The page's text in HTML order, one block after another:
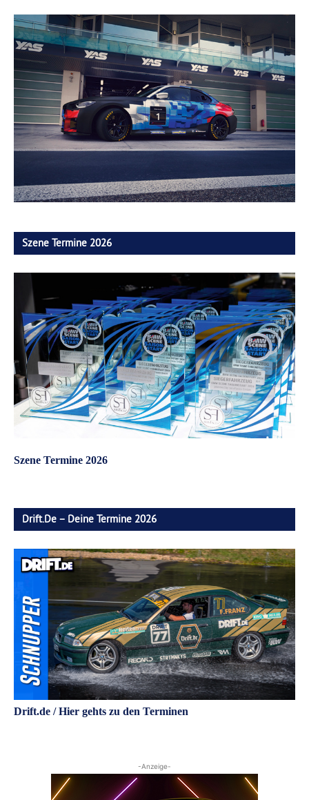
Szene Termine 2026
Szene Termine 2026
Drift.de – Deine Termine 2026
Drift.de / Hier gehts zu den Terminen
-Anzeige-